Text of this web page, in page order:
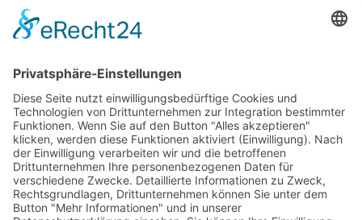
reCaptcha v3-Service zu laden!Wir verwenden
reCAPTCHA, um Ihre eingegebenen Informationen zu
überprüfen. Dieser Service kann Daten zu Ihren
Aktivitäten sammeln. Bitte lesen Sie die Details durch
undstimmen Sie der Nutzung des Service zu , um
fortzufahren.